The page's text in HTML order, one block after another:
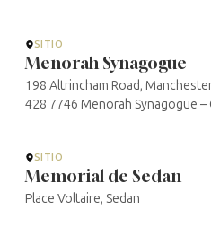
SITIO
Menorah Synagogue
198 Altrincham Road,
428 7746 Menorah Synagogue –
SITIO
Memorial de Sedan
Place Voltaire, Sedan